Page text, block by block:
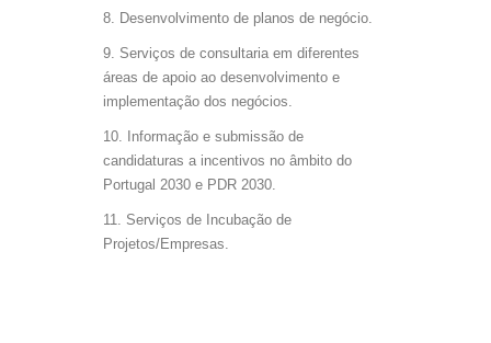
Desenvolvimento de planos de negócio.
Serviços de consultaria em diferentes
áreas de apoio ao desenvolvimento e
implementação dos negócios.
Informação e submissão de
candidaturas a incentivos no âmbito do
Portugal 2030 e PDR 2030.
Serviços de Incubação de
Projetos/Empresas.